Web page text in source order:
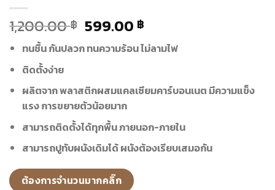
1,200.00฿ 599.00 ฿
ทนชื้น กันปลวก ทนความร้อน ไม่ลามไฟ
ติดตั้งง่าย
ผลิตจาก พลาสติกผสมแคลเซียมคาร์บอนเนต มีความแข็ง
แรง การขยายตัวน้อยมาก
สามารถติดตั้งได้ทุกพื้น ภายนอก-ภายใน
สามารถปูทับผนังเดิมได้ ผนังต้องเรียบเสมอกัน
ต้องการจำนวนมากคลิ๊ก